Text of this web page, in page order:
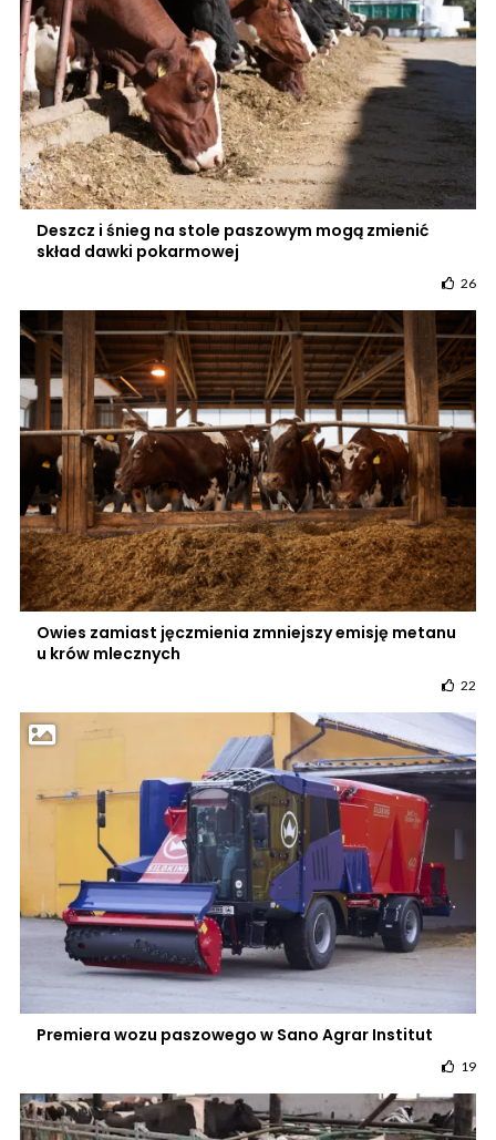
Deszcz i śnieg na stole paszowym mogą zmienić
skład dawki pokarmowej
26
Owies zamiast jęczmienia zmniejszy emisję metanu
u krów mlecznych
22
Premiera wozu paszowego w Sano Agrar Institut
19